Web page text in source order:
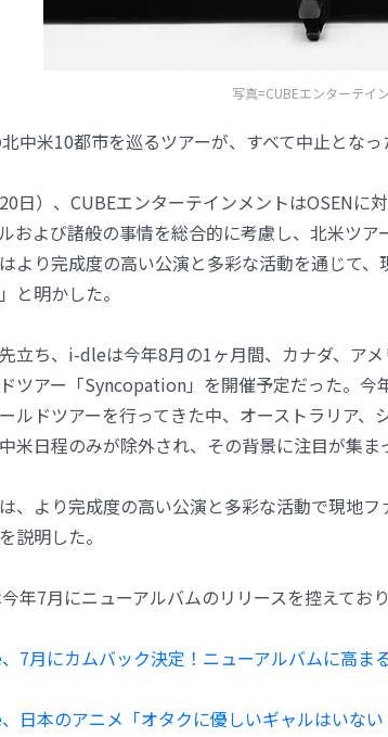
写真=CUBEエンターテイ
中米10都市を巡るツアーが、すべて中止となっ
日）、CUBEエンターテインメントはOSENに
および諸般の事情を総合的に考慮し、北米ツア
はより完成度の高い公演と多彩な活動を通じて
と明かした。
立ち、i-dleは今年8月の1ヶ月間、カナダ、ア
ツアー「Syncopation」を開催予定だった。今
ルドツアーを行ってきた中、オーストラリア
米日程のみが除外され、その背景に注目が集ま
、より完成度の高い公演と多彩な活動で現地
説明した。
年7月にニューアルバムのリリースを控えてお
7月にカムバック決定！ニューアルバムに高ま
日本のアニメ「オタクに優しいギャルはいな